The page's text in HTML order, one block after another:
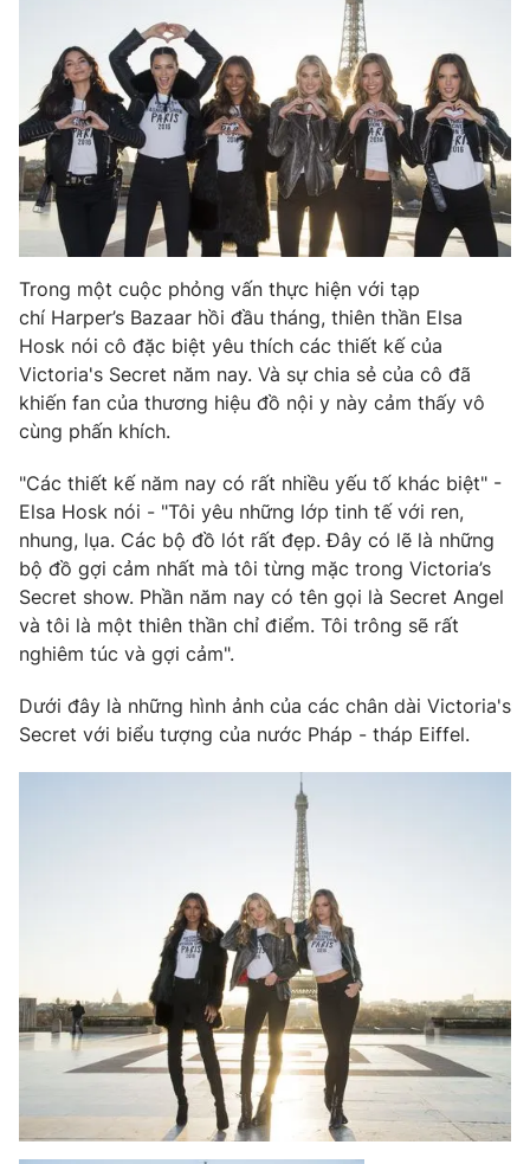
Photo Infographic
Video Shorts video
VTV Money VTV Thể thao
VTV Sức khoẻ Bất động sản
Thị trường 24h Tấm lòng Việt
VTV4 Vươn mình bằng AI
Liên hệ tòa soạn English
THỜI BÁO VTV
Đài Truyền hình Việt Nam
Giấy phép hoạt động báo in và báo điện tử số 483/GP-BTTTT
cấp ngày 29/12/2023
Vũ Thanh Thủy
Phó Tổng Biên tập:
Nguyễn Thị Mỹ Hạnh, Phạm Quốc Thắng,
Nguyễn Trọng Ninh
Tổng đài VTV:024.38 355 931 - 024.38 355 932
Ðiện thoại Thời báo VTV: 024.66 897 897
toasoan@vtv.vn
Liên hệ quảng cáo:024-7300.7108
Trong một cuộc phỏng vấn thực hiện với tạp
chí Harper’s Bazaar hồi đầu tháng, thiên thần Elsa
Hosk nói cô đặc biệt yêu thích các thiết kế của
Victoria's Secret năm nay. Và sự chia sẻ của cô đã
khiến fan của thương hiệu đồ nội y này cảm thấy vô
cùng phấn khích.
"Các thiết kế năm nay có rất nhiều yếu tố khác biệt" -
Elsa Hosk nói - "Tôi yêu những lớp tinh tế với ren,
nhung, lụa. Các bộ đồ lót rất đẹp. Đây có lẽ là những
bộ đồ gợi cảm nhất mà tôi từng mặc trong Victoria’s
Secret show. Phần năm nay có tên gọi là Secret Angel
và tôi là một thiên thần chỉ điểm. Tôi trông sẽ rất
nghiêm túc và gợi cảm".
Dưới đây là những hình ảnh của các chân dài Victoria's
Secret với biểu tượng của nước Pháp - tháp Eiffel.